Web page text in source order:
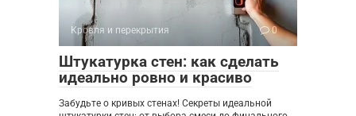
Кровля и перекрытия 0
Штукатурка стен: как сделать
идеально ровно и красиво
Забудьте о кривых стенах! Секреты идеальной